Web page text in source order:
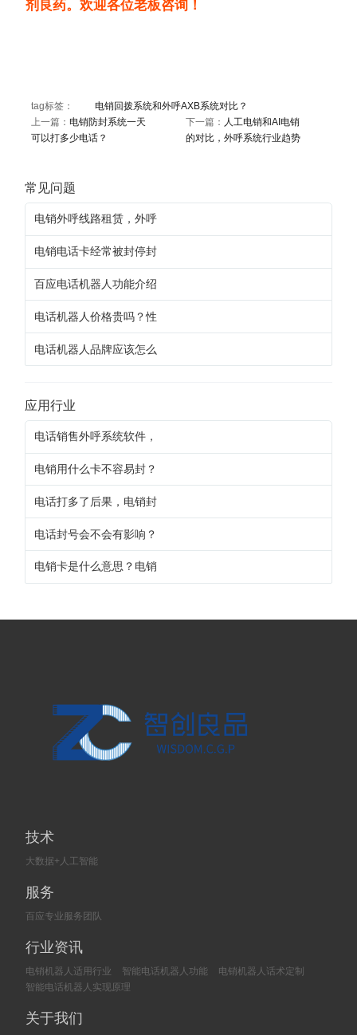
剂良药。欢迎各位老板咨询！
tag标签： 电销回拨系统和外呼AXB系统对比？
上一篇： 电销防封系统一天
可以打多少电话？
下一篇： 人工电销和AI电销
的对比，外呼系统行业趋势
常见问题
电销外呼线路租赁，外呼
电销电话卡经常被封停封
百应电话机器人功能介绍
电话机器人价格贵吗？性
电话机器人品牌应该怎么
应用行业
电话销售外呼系统软件，
电销用什么卡不容易封？
电话打多了后果，电销封
电话封号会不会有影响？
电销卡是什么意思？电销
技术
大数据+人工智能
服务
百应专业服务团队
行业资讯
电销机器人适用行业 智能电话机器人功能
电销机器人话术定制
智能电话机器人实现原理
关于我们